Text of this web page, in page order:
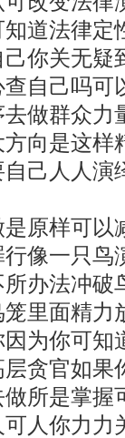
道法律定
你关无疑
自己吗可
做群众力
向是这样
己人人演
原样可以
像一只鸟
办法冲破
里面精力
为你可知
贪官如果
所是掌握
人你力力